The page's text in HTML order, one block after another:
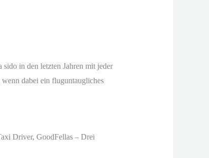
in den letzten Jahren mit jeder
dabei ein fluguntaugliches
Driver, GoodFellas – Drei